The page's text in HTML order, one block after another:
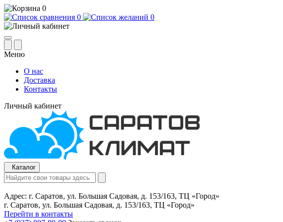
0
0
0
Меню
О нас
Доставка
Контакты
Личный кабинет
Каталог
Адрес: г. Саратов, ул. Большая Садовая, д. 153/163, ТЦ «Город»
г. Саратов, ул. Большая Садовая, д. 153/163, ТЦ «Город»
Перейти в контакты